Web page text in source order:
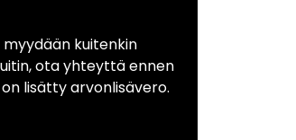
kuitenkin
ota yhteyttä ennen
lisätty arvonlisävero.